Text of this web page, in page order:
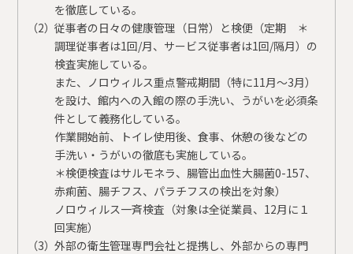
を徹底している。
従事者の日々の健康管理（日常）と検便（定期 ＊
調理従事者は1回/月、サービス従事者は1回/隔月）の
検査実施している。
また、ノロウィルス重点警戒期間（特に11月〜3月）
を設け、館内への入館の際の手洗い、うがいを必須条
件として義務化している。
作業開始前、トイレ使用後、食事、休憩の後などの
手洗い・うがいの徹底も実施している。
＊検便検査はサルモネラ、腸管出血性大腸菌0-157、
赤痢菌、腸チフス、パラチフスの検出を対象）
ノロウィルス一斉検査（対象は全従業員、12月に１
回実施）
外部の衛生管理専門会社と提携し、外部からの専門